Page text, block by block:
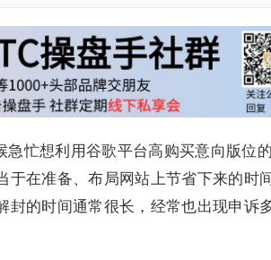
忙想利用谷歌平台高购买意向版位
于在准备、布局网站上节省下来的时
封的时间通常很长，经常也出现申诉